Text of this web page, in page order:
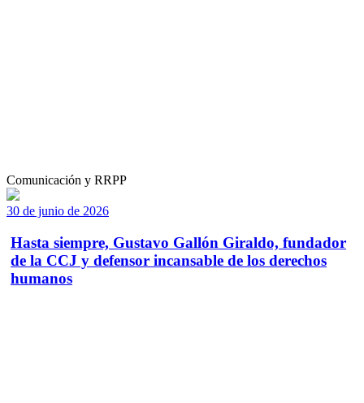
Comunicación y RRPP
30 de junio de 2026
Hasta siempre, Gustavo Gallón Giraldo, fundador
de la CCJ y defensor incansable de los derechos
humanos